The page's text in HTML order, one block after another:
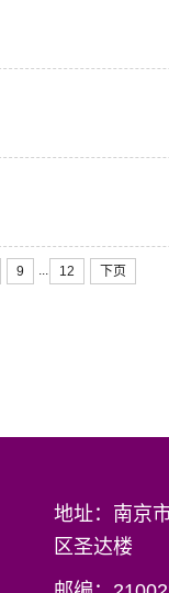
9 ... 12 下页
地址：南京
区圣达楼